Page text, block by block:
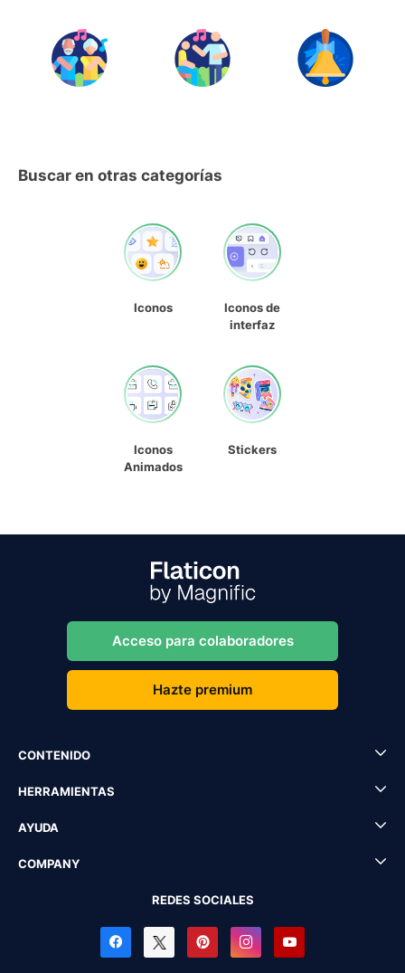
Buscar en otras categorías
Iconos
Iconos de
interfaz
Iconos
Animados
Stickers
Acceso para colaboradores
Hazte premium
CONTENIDO
HERRAMIENTAS
AYUDA
COMPANY
REDES SOCIALES